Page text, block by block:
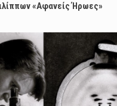
«Αφανείς Ήρωες»